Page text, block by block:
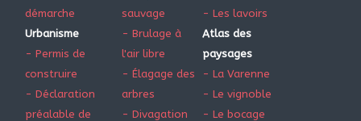
démarche
Urbanisme
- Permis de
construire
- Déclaration
préalable de
sauvage
- Brulage à
l'air libre
- Élagage des
arbres
- Divagation
- Les lavoirs
Atlas des
paysages
- La Varenne
- Le vignoble
- Le bocage